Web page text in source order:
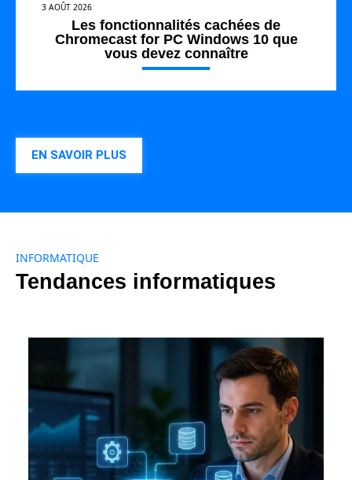
3 AOÛT 2026
Les fonctionnalités cachées de
Chromecast for PC Windows 10 que
vous devez connaître
EN SAVOIR PLUS
INFORMATIQUE
Tendances informatiques